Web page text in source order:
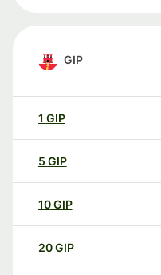
GIP
1 GIP
5 GIP
10GIP
20GIP